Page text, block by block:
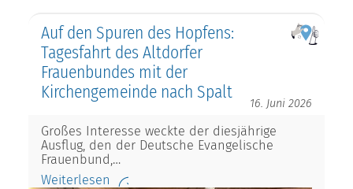
Auf den Spuren des Hopfens:
Tagesfahrt des Altdorfer
Frauenbundes mit der
Kirchengemeinde nach Spalt
16. Juni 2026
Großes Interesse weckte der diesjährige
Ausflug, den der Deutsche Evangelische
Frauenbund,…
Weiterlesen